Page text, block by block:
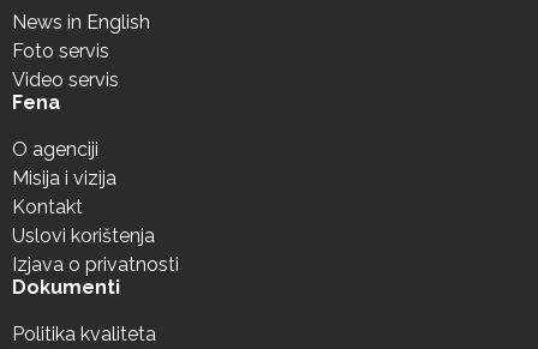
News in English
Foto servis
Video servis
Fena
O agenciji
Misija i vizija
Kontakt
Uslovi korištenja
Izjava o privatnosti
Dokumenti
Politika kvaliteta